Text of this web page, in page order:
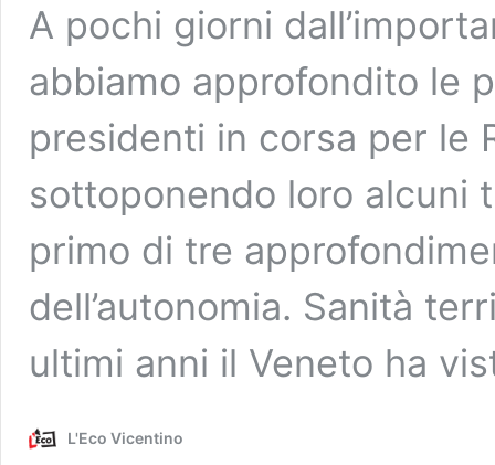
A pochi giorni
abbiamo approfondito le
presidenti in corsa per le
sottoponendo loro alcuni
primo di tre
dell’autonomia. Sanità
ultimi anni il Veneto ha
L'Eco Vicentino